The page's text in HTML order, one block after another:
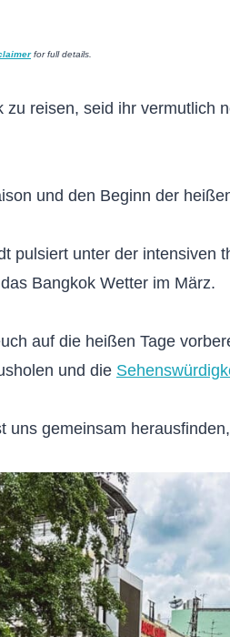
for full details.
reisen, seid ihr vermutlich
und den Beginn der
pulsiert unter der intensiven
Bangkok Wetter im März.
auf die heißen Tage
und die
uns gemeinsam